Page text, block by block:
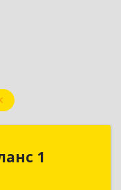
1
Баланс 1
г. Нур-Султан,